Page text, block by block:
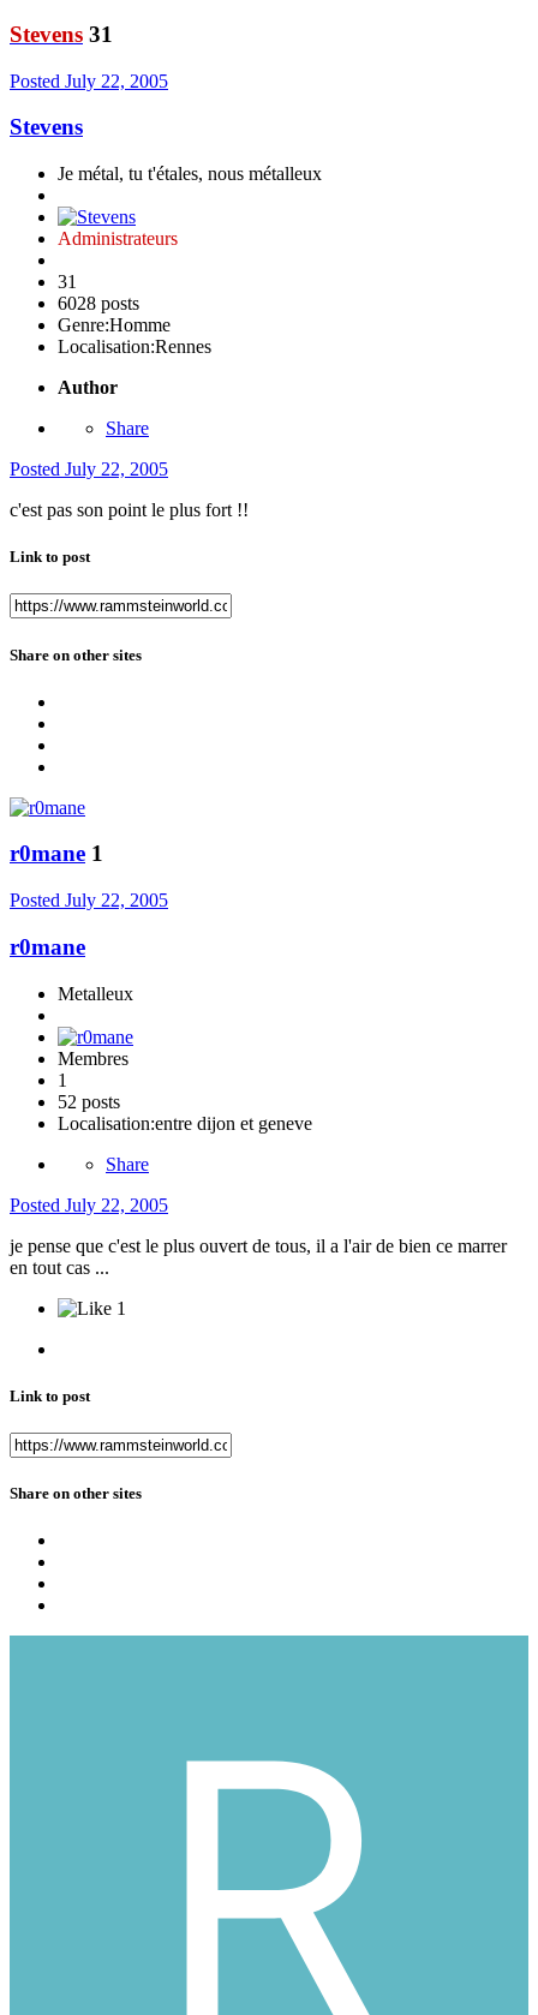
Stevens 31
Posted July 22, 2005
Stevens
Je métal, tu t'étales, nous métalleux
Administrateurs
31
6028 posts
Genre:Homme
Localisation:Rennes
Author
Share
Posted July 22, 2005
c'est pas son point le plus fort !!
Link to post
Share on other sites
r0mane 1
Posted July 22, 2005
r0mane
Metalleux
Membres
1
52 posts
Localisation:entre dijon et geneve
Share
Posted July 22, 2005
je pense que c'est le plus ouvert de tous, il a l'air de bien ce marrer
en tout cas ...
1
Link to post
Share on other sites